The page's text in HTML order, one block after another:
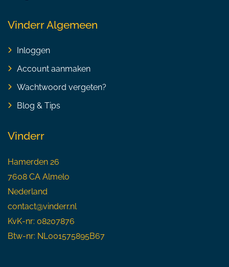
Vinderr Algemeen
Inloggen
Account aanmaken
Wachtwoord vergeten?
Blog & Tips
Vinderr
Hamerden 26
7608 CA Almelo
Nederland
contact@vinderr.nl
KvK-nr: 08207876
Btw-nr: NL001575895B67